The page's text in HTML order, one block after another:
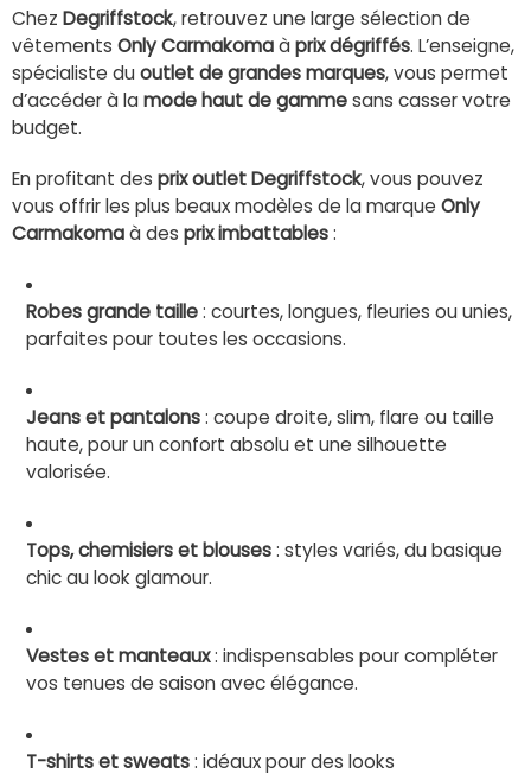
Chez Degriffstock, retrouvez une large sélection de
vêtements Only Carmakomaàprix dégriffés. L’enseigne,
spécialiste duoutlet de grandes marques, vous permet
d’accéder à lamode haut de gammesans casser votre
budget.
En profitant des prix outlet Degriffstock, vous pouvez
vous offrir les plus beaux modèles de la marque Only
Carmakomaà des prix imbattables:
Robes grande taille: courtes, longues, fleuries ou unies,
parfaites pour toutes les occasions.
Jeans et pantalons: coupe droite, slim, flare ou taille
haute, pour un confort absolu et une silhouette
valorisée.
Tops, chemisiers et blouses: styles variés, du basique
chic au look glamour.
Vestes et manteaux: indispensables pour compléter
vos tenues de saison avec élégance.
T-shirts et sweats: idéaux pour des looks